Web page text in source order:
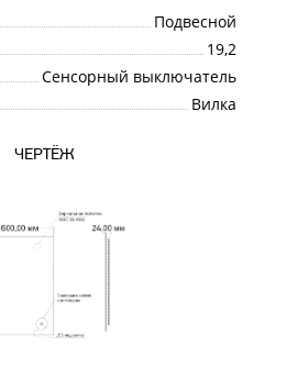
Подвесной
19,2
Сенсорный выключатель
Вилка
ЧЕРТЁЖ